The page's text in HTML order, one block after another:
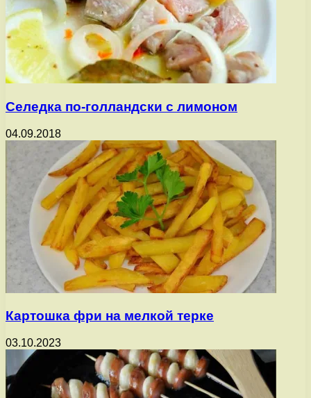
Селедка по-голландски с лимоном
04.09.2018
Картошка фри на мелкой терке
03.10.2023